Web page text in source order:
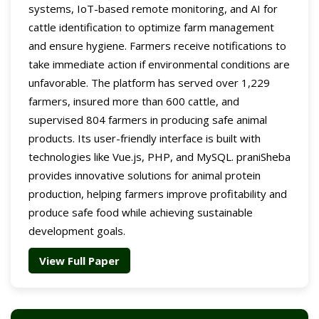
systems, IoT-based remote monitoring, and AI for
cattle identification to optimize farm management
and ensure hygiene. Farmers receive notifications to
take immediate action if environmental conditions are
unfavorable. The platform has served over 1,229
farmers, insured more than 600 cattle, and
supervised 804 farmers in producing safe animal
products. Its user-friendly interface is built with
technologies like Vue.js, PHP, and MySQL. praniSheba
provides innovative solutions for animal protein
production, helping farmers improve profitability and
produce safe food while achieving sustainable
development goals.
View Full Paper